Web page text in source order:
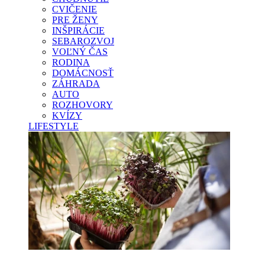
CVIČENIE
PRE ŽENY
INŠPIRÁCIE
SEBAROZVOJ
VOĽNÝ ČAS
RODINA
DOMÁCNOSŤ
ZÁHRADA
AUTO
ROZHOVORY
KVÍZY
LIFESTYLE